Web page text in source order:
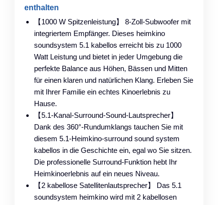
enthalten
【1000 W Spitzenleistung】 8-Zoll-Subwoofer mit
integriertem Empfänger. Dieses heimkino
soundsystem 5.1 kabellos erreicht bis zu 1000
Watt Leistung und bietet in jeder Umgebung die
perfekte Balance aus Höhen, Bässen und Mitten
für einen klaren und natürlichen Klang. Erleben Sie
mit Ihrer Familie ein echtes Kinoerlebnis zu
Hause.
【5.1-Kanal-Surround-Sound-Lautsprecher】
Dank des 360°-Rundumklangs tauchen Sie mit
diesem 5.1-Heimkino-surround sound system
kabellos in die Geschichte ein, egal wo Sie sitzen.
Die professionelle Surround-Funktion hebt Ihr
Heimkinoerlebnis auf ein neues Niveau.
【2 kabellose Satellitenlautsprecher】 Das 5.1
soundsystem heimkino wird mit 2 kabellosen